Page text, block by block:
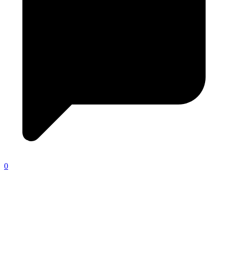
0